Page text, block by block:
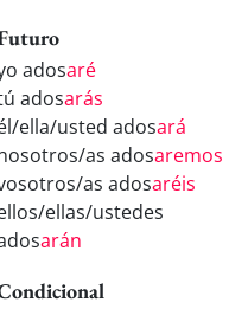
adosaré
adosarás
ella/usted adosará
as adosaremos
as adosaréis
ellas/ustedes
arán